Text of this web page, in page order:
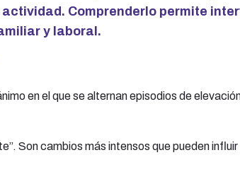
Comprenderlo permite
y laboral.
en el que se alternan episodios de
Son cambios más intensos que pueden